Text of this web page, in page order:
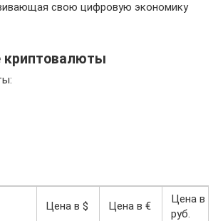
свою цифровую экономику
криптовалюты
Цена в $ Цена в €
Цена в
руб.